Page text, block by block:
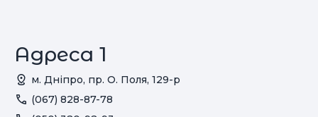
Адреса 1
м. Дніпро, пр. О. Поля, 129-р
(067) 828-87-78